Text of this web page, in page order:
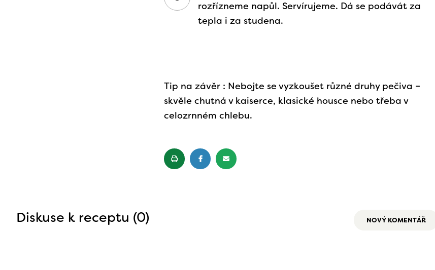
rozřízneme napůl. Servírujeme. Dá se podávát za
tepla i za studena.
Tip na závěr : Nebojte se vyzkoušet různé druhy pečiva –
skvěle chutná v kaiserce, klasické housce nebo třeba v
celozrnném chlebu.
Diskuse k receptu (0) NOVÝ KOMENTÁŘ